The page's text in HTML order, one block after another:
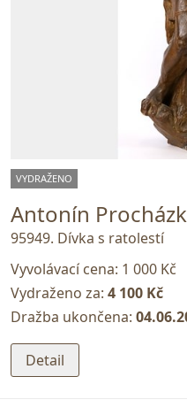
VYDRAŽENO
Antonín
95949. Dívka s ratolestí
Vyvolávací cena: 1 000 Kč
Vydraženo za: 4 100 Kč
Dražba ukončena:
Detail